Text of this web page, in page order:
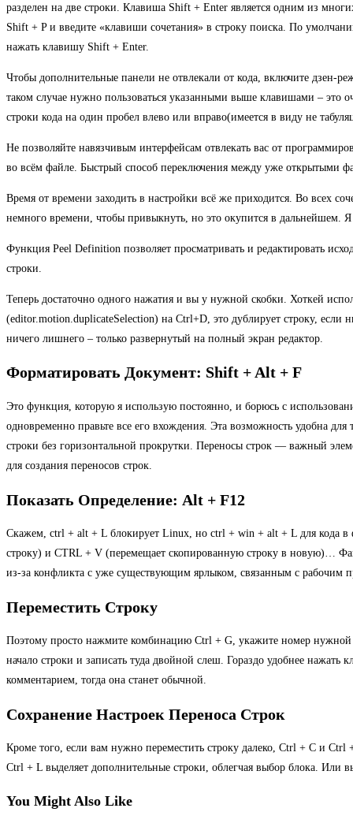
разделен на две строки. Клавиша Shift + Enter является одним из
Shift + P и введите «клавиши сочетания» в строку поиска. По
нажать клавишу Shift + Enter.
Чтобы дополнительные панели не отвлекали от кода, включите дзен-
таком случае нужно пользоваться указанными выше клавишами – это
строки кода на один пробел влево или вправо(имеется в виду не
Не позволяйте навязчивым интерфейсам отвлекать вас от
во всём файле. Быстрый способ переключения между уже
Время от времени заходить в настройки всё же приходится. Во всех
немного времени, чтобы привыкнуть, но это окупится в дальнейшем. Я
Функция Peel Definition позволяет просматривать и редактировать
строки.
Теперь достаточно одного нажатия и вы у нужной скобки. Хоткей
(editor.motion.duplicateSelection) на Ctrl+D, это дублирует строку, если
ничего лишнего – только развернутый на полный экран редактор.
Форматировать Документ: Shift + Alt + F
Это функция, которую я использую постоянно, и борюсь с
одновременно правьте все его вхождения. Эта возможность удобна
строки без горизонтальной прокрутки. Переносы строк — важный
для создания переносов строк.
Показать Определение: Alt + F12
Скажем, ctrl + alt + L блокирует Linux, но ctrl + win + alt + L для кода в
строку) и CTRL + V (перемещает скопированную строку в новую)…
из-за конфликта с уже существующим ярлыком, связанным с рабочим
Переместить Строку
Поэтому просто нажмите комбинацию Ctrl + G, укажите номер нужной
начало строки и записать туда двойной слеш. Гораздо удобнее
комментарием, тогда она станет обычной.
Сохранение Настроек Переноса Строк
Кроме того, если вам нужно переместить строку далеко, Ctrl + C и
Ctrl + L выделяет дополнительные строки, облегчая выбор блока.
You Might Also Like